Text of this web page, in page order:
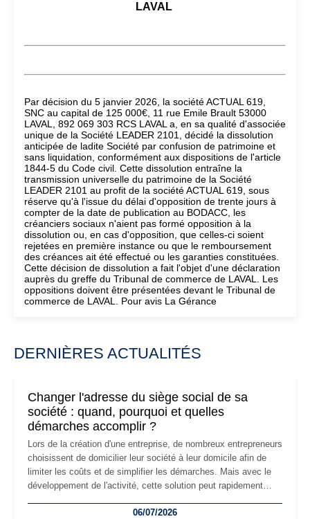
LAVAL
Par décision du 5 janvier 2026, la société ACTUAL 619,
SNC au capital de 125 000€, 11 rue Emile Brault 53000
LAVAL, 892 069 303 RCS LAVAL a, en sa qualité d'associée
unique de la Société LEADER 2101, décidé la dissolution
anticipée de ladite Société par confusion de patrimoine et
sans liquidation, conformément aux dispositions de l'article
1844-5 du Code civil. Cette dissolution entraîne la
transmission universelle du patrimoine de la Société
LEADER 2101 au profit de la société ACTUAL 619, sous
réserve qu'à l'issue du délai d'opposition de trente jours à
compter de la date de publication au BODACC, les
créanciers sociaux n'aient pas formé opposition à la
dissolution ou, en cas d'opposition, que celles-ci soient
rejetées en première instance ou que le remboursement
des créances ait été effectué ou les garanties constituées.
Cette décision de dissolution a fait l'objet d'une déclaration
auprès du greffe du Tribunal de commerce de LAVAL. Les
oppositions doivent être présentées devant le Tribunal de
commerce de LAVAL. Pour avis La Gérance
DERNIÈRES ACTUALITÉS
Changer l'adresse du siège social de sa
société : quand, pourquoi et quelles
démarches accomplir ?
Lors de la création d'une entreprise, de nombreux entrepreneurs
choisissent de domicilier leur société à leur domicile afin de
limiter les coûts et de simplifier les démarches. Mais avec le
développement de l'activité, cette solution peut rapidement
professionnels, recrutement, image de marque… Le
06/07/2026